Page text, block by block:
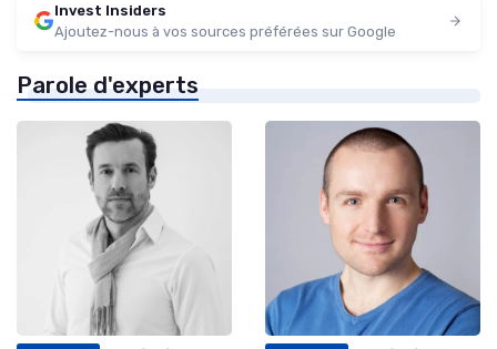
Invest Insiders
Ajoutez-nous à vos sources préférées sur Google
Parole d'experts